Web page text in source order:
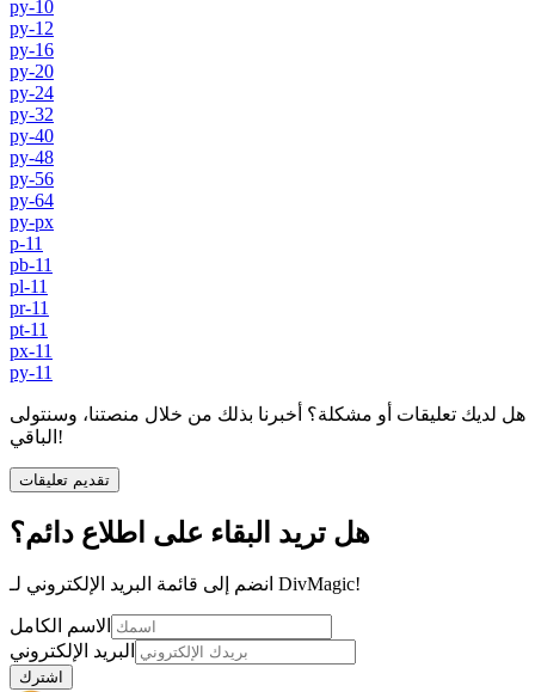
py-10
py-12
py-16
py-20
py-24
py-32
py-40
py-48
py-56
py-64
py-px
p-11
pb-11
pl-11
pr-11
pt-11
px-11
py-11
هل لديك تعليقات أو مشكلة؟ أخبرنا بذلك من خلال منصتنا، وسنتولى
الباقي!
تقديم تعليقات
هل تريد البقاء على اطلاع دائم؟
انضم إلى قائمة البريد الإلكتروني لـ DivMagic!
الاسم الكامل
البريد الإلكتروني
اشترك